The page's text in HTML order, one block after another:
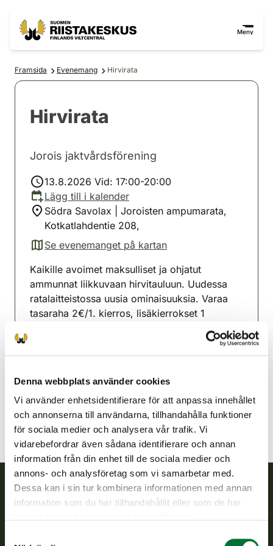
Denna webbplats använder cookies
Vi använder enhetsidentifierare för att anpassa innehållet
och annonserna till användarna, tillhandahålla funktioner
för sociala medier och analysera vår trafik. Vi
vidarebefordrar även sådana identifierare och annan
information från din enhet till de sociala medier och
annons- och analysföretag som vi samarbetar med.
Dessa kan i sin tur kombinera informationen med annan
information som du har tillhandahållit eller som de har
Meny
Framsida Evenemang Hirvirata
Hirvirata
Jorois jaktvårdsförening
13.8.2026 Vid: 17:00-20:00
Lägg till i kalender
Södra Savolax | Joroisten ampumarata,
Kotkatlahdentie 208,
Se evenemanget på kartan
(avautuu uuteen välilehteen)
Kaikille avoimet maksulliset ja ohjatut
ammunnat liikkuvaan hirvitauluun. Uudessa
ratalaitteistossa uusia ominaisuuksia. Varaa
tasaraha 2€/1. kierros, lisäkierrokset 1
Jorois jaktvårdsförening
joroinen@rhy.riista.fi
Finlands viltcentral